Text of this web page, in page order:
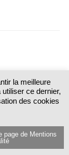
57370
81
la meilleure
ce dernier,
des cookies
page de Mentions